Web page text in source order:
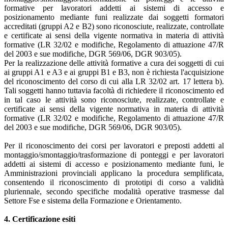
formative per lavoratori addetti ai sistemi di accesso e
posizionamento mediante funi realizzate dai soggetti formatori
accreditati (gruppi A2 e B2) sono riconosciute, realizzate, controllate
e certificate ai sensi della vigente normativa in materia di attività
formative (LR 32/02 e modifiche, Regolamento di attuazione 47/R
del 2003 e sue modifiche, DGR 569/06, DGR 903/05).
Per la realizzazione delle attività formative a cura dei soggetti di cui
ai gruppi A1 e A3 e ai gruppi B1 e B3, non è richiesta l'acquisizione
del riconoscimento del corso di cui alla LR 32/02 art. 17 lettera b).
Tali soggetti hanno tuttavia facoltà di richiedere il riconoscimento ed
in tal caso le attività sono riconosciute, realizzate, controllate e
certificate ai sensi della vigente normativa in materia di attività
formative (LR 32/02 e modifiche, Regolamento di attuazione 47/R
del 2003 e sue modifiche, DGR 569/06, DGR 903/05).
Per il riconoscimento dei corsi per lavoratori e preposti addetti al
montaggio/smontaggio/trasformazione di ponteggi e per lavoratori
addetti ai sistemi di accesso e posizionamento mediante funi, le
Amministrazioni provinciali applicano la procedura semplificata,
consentendo il riconoscimento di prototipi di corso a validità
pluriennale, secondo specifiche modalità operative trasmesse dal
Settore Fse e sistema della Formazione e Orientamento.
4. Certificazione esiti